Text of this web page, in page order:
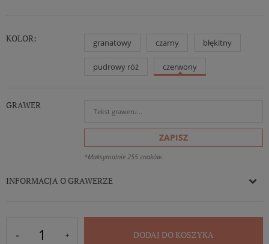
KOLOR: granatowy czarny błękitny
pudrowy róż czerwony
GRAWER
ZAPISZ
*Maksymalnie 255 znaków.
INFORMACJA O GRAWERZE
DODAJ DO KOSZYKA